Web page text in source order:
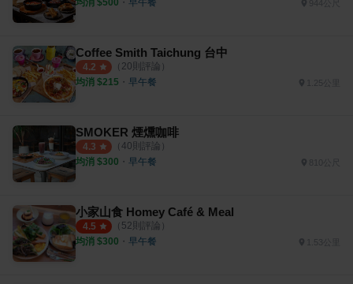
均消 $500 ・ 早午餐 944公尺
Coffee Smith Taichung 台中
4.2 （ 20則評論）
均消 $215 ・ 早午餐 1.25公里
SMOKER 煙燻咖啡
4.3 （ 40則評論）
均消 $300 ・ 早午餐
小家山食 Homey Café & Meal
4.5 （ 52則評論）
均消 $300 ・ 早午餐 1.53公里